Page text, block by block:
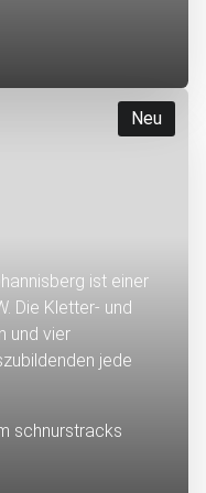
Neu
ist einer
Die Kletter- und
und vier
jede
schnurstracks